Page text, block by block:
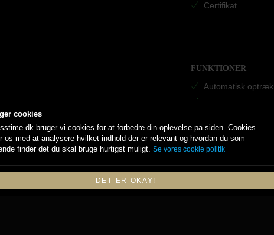
Certifikat
FUNKTIONER
Automatisk optræk
cookies
bruger vi cookies for at forbedre din oplevelse på siden. Cookies
os med at analysere hvilket indhold der er relevant og hvordan du som
finder det du skal bruge hurtigst muligt. Se vores cookie politik
DET ER OKAY!